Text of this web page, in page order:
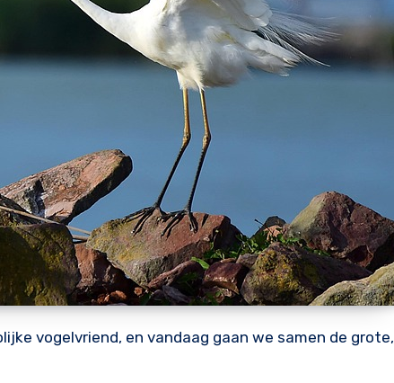
vogelvriend, en vandaag gaan we samen de grote,